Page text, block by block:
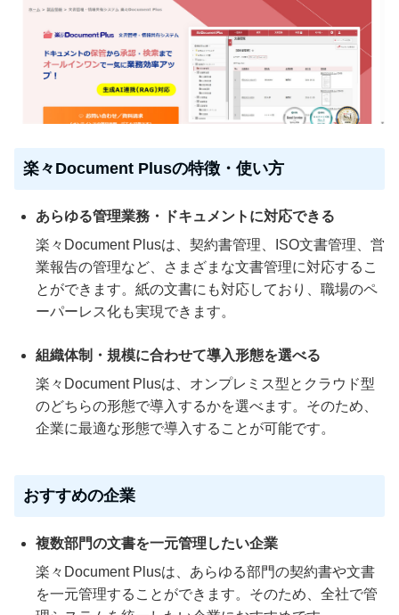
楽々Document Plusの特徴・使い方
あらゆる管理業務・ドキュメントに対応できる
楽々Document Plusは、契約書管理、ISO文書管理、営
業報告の管理など、さまざまな文書管理に対応するこ
とができます。紙の文書にも対応しており、職場のペ
ーパーレス化も実現できます。
組織体制・規模に合わせて導入形態を選べる
楽々Document Plusは、オンプレミス型とクラウド型
のどちらの形態で導入するかを選べます。そのため、
企業に最適な形態で導入することが可能です。
おすすめの企業
複数部門の文書を一元管理したい企業
楽々Document Plusは、あらゆる部門の契約書や文書
を一元管理することができます。そのため、全社で管